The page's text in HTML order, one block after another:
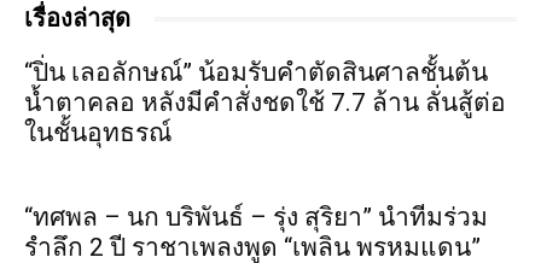
เรื่องล่าสุด
“ปิ่น เลอลักษณ์” น้อมรับคำตัดสินศาลชั้นต้น
น้ำตาคลอ หลังมีคำสั่งชดใช้ 7.7 ล้าน ลั่นสู้ต่อ
ในชั้นอุทธรณ์
“ทศพล – นก บริพันธ์ – รุ่ง สุริยา” นำทีมร่วม
รำลึก 2 ปี ราชาเพลงพูด “เพลิน พรหมแดน”